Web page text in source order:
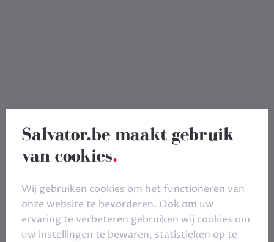
Salvator.be maakt gebruik
van cookies.
Wij gebruiken cookies om het functioneren van
onze website te bevorderen. Ook om uw
ervaring te verbeteren gebruiken wij cookies om
uw instellingen te bewaren, statistieken op te